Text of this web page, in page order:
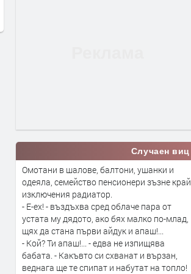
Случаен виц
Омотани в шалове, балтони, ушанки и
одеяла, семейство пенсионери зъзне край
изключения радиатор.
- Е-ех! - въздъхва сред облаче пара от
устата му дядото, ако бях малко по-млад,
щях да стана първи айдук и апаш!...
- Кой? Ти апаш!... - едва не изпищява
бабата. - Какъвто си схванат и вързан,
веднага ще те спипат и набутат на топло!